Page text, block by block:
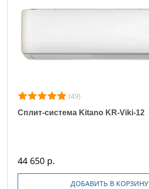
(49)
Сплит-система Kitano KR-Viki-12
44 650 р.
ДОБАВИТЬ В КОРЗИНУ